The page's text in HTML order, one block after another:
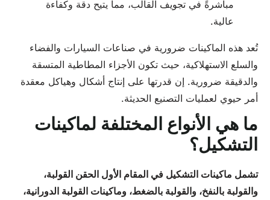
مباشرةً في تجويف القالب، مما يتيح دقة وكفاءة
عالية.
تُعد هذه الماكينات ضرورية في صناعات السيارات والفضاء
والسلع الاستهلاكية، حيث تكون الأجزاء المطاطية المتسقة
والدقيقة ضرورية. إن قدرتها على إنتاج أشكال وهياكل معقدة
أمر حيوي لعمليات التصنيع الحديثة.
ما هي الأنواع المختلفة لماكينات
التشكيل؟
تشمل ماكينات التشكيل في المقام الأول الحقن القولبة،
والقولبة بالنفخ، والقولبة بالضغط، وماكينات القولبة الدورانية،